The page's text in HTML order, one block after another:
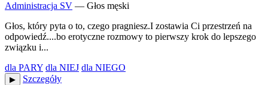
Administracja SV — Głos męski
Głos, który pyta o to, czego pragniesz.I zostawia Ci przestrzeń na
odpowiedź....bo erotyczne rozmowy to pierwszy krok do lepszego
związku i...
dla PARY dla NIEJ dla NIEGO
▶︎ Szczegóły